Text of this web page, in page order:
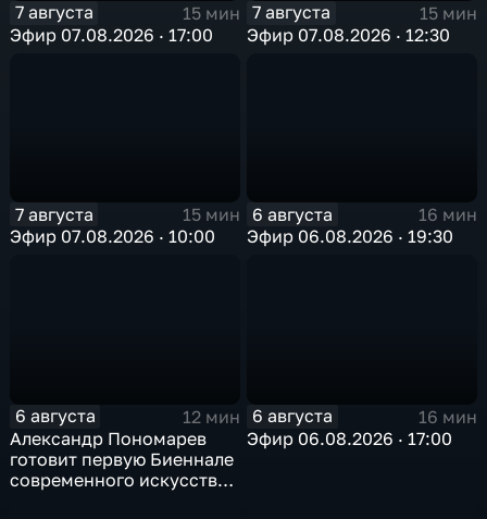
7 августа
15 мин
Эфир 07.08.2026 · 17:00
7 августа
15 мин
Эфир 07.08.2026 · 12:30
7 августа
15 мин
Эфир 07.08.2026 · 10:00
6 августа
16 мин
Эфир 06.08.2026 · 19:30
6 августа
12 мин
Александр Пономарев
готовит первую Биеннале
современного искусства
6 августа
16 мин
Эфир 06.08.2026 · 17:00